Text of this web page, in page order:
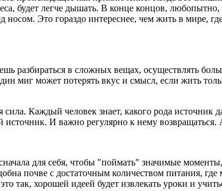
будет легче дышать. В конце концов, любопытно,
Это гораздо интереснее, чем жить в мире,
разбираться в сложных вещах, осуществлять
миг может потерять вкус и смысл, если жить
Каждый человек знает, какого рода
И важно регулярно к нему
для себя, чтобы "поймать" значимые
почве с достаточным количеством питания,
так, хорошей идеей будет извлекать уроки и